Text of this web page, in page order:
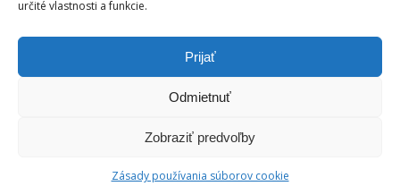
určité vlastnosti a funkcie.
Prijať
Odmietnuť
Zobraziť predvoľby
Zásady používania súborov cookie
Zásady používania súborov cookie (EÚ)
© Autorské práva -Zvaros.eu-Enfold WordPress Theme by Kriesi